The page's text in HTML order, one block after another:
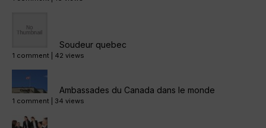
Soudeur quebec
1 comment 42 views
Ambassades du Canada dans le monde
1 comment 34 views